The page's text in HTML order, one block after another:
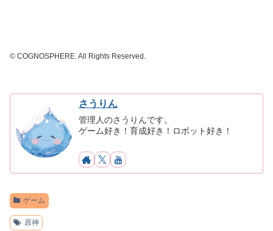
© COGNOSPHERE. All Rights Reserved.
さうりん
管理人のさうりんです。
ゲーム好き！育成好き！ロボット好き！
ゲーム
原神